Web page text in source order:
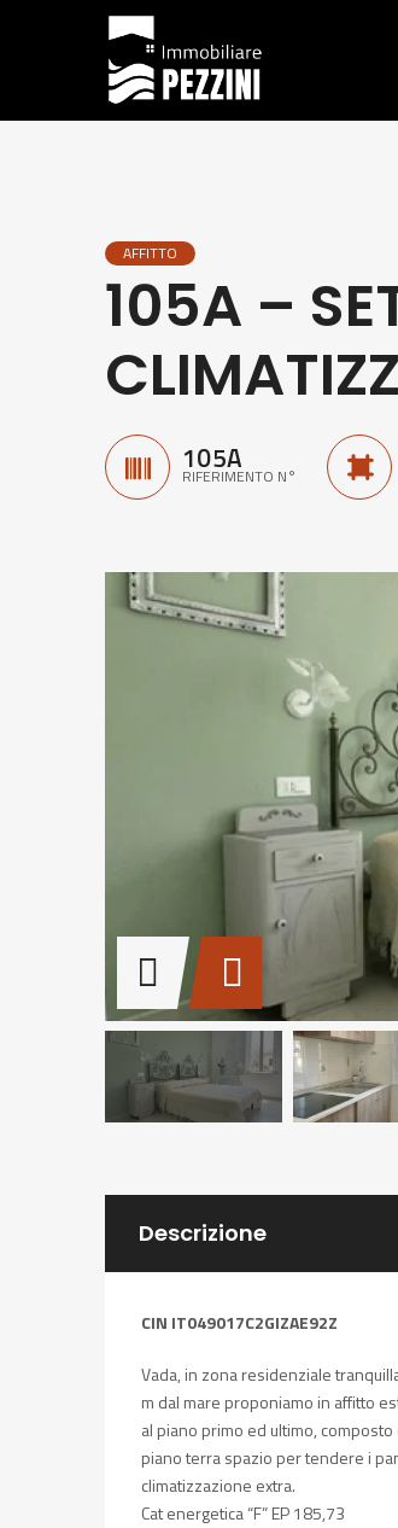
AFFITTO
105A –
105A
RIFERIMENTO N°
Descrizione
CIN IT049017C2GIZAE92Z
Vada, in zona residenziale
m dal mare proponiamo in affitto
al piano primo ed ultimo,
piano terra spazio per tendere i
climatizzazione extra.
Cat energetica “F” EP 185,73